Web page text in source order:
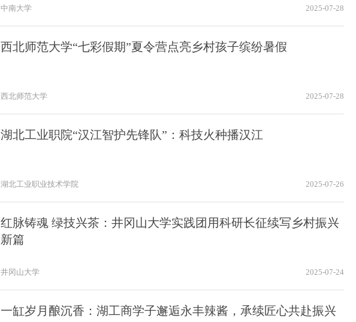
中南大学 2025-07-28
西北师范大学“七彩假期”夏令营点亮乡村孩子缤纷暑假
西北师范大学 2025-07-28
湖北工业职院“汉江智护先锋队”：科技火种播汉江
湖北工业职业技术学院 2025-07-26
红脉铸魂 绿技兴茶：井冈山大学实践团用科研长征续写乡村振兴
新篇
井冈山大学 2025-07-24
一缸岁月酿沉香：湖工商学子邂逅永丰辣酱，承续匠心共赴振兴